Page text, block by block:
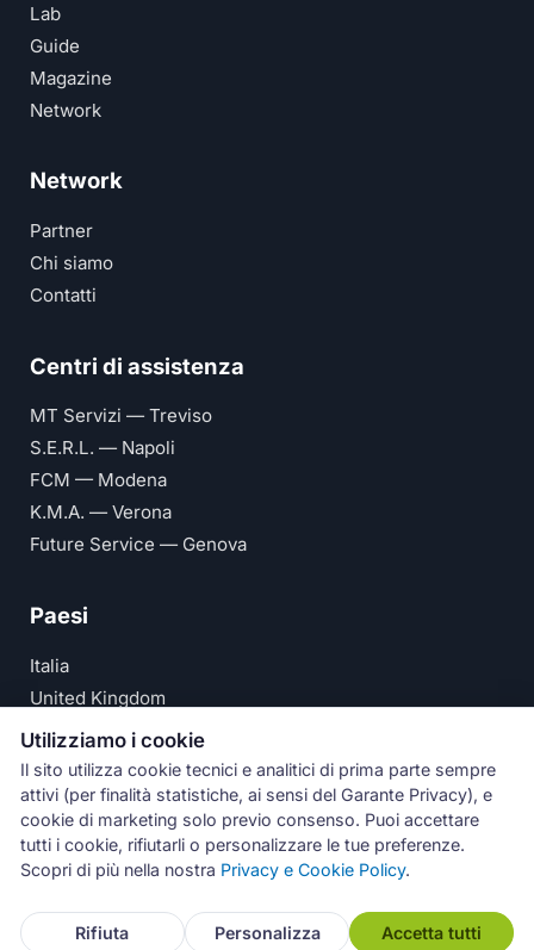
Lab
Guide
Magazine
Network
Network
Partner
Chi siamo
Contatti
Centri di assistenza
MT Servizi — Treviso
S.E.R.L. — Napoli
FCM — Modena
K.M.A. — Verona
Future Service — Genova
Paesi
Italia
United Kingdom
Deutschland
España
© Numeri Primi Srl — P.IVA IT11621120960 ·Privacy e
Cookie Policy
Utilizziamo i cookie
Il sito utilizza cookie tecnici e analitici di prima parte sempre
attivi (per finalità statistiche, ai sensi del Garante Privacy), e
cookie di marketing solo previo consenso. Puoi accettare
tutti i cookie, rifiutarli o personalizzare le tue preferenze.
Scopri di più nella nostra Privacy e Cookie Policy.
Rifiuta Personalizza Accetta tutti